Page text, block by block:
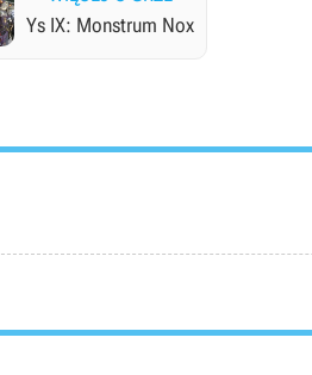
Ys IX: Monstrum Nox